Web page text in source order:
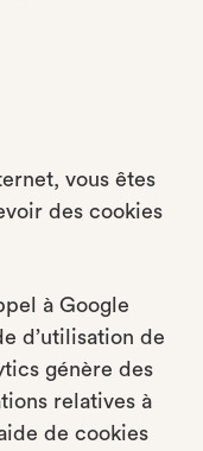
vous êtes
des cookies
à Google
d’utilisation de
génère des
relatives à
de cookies